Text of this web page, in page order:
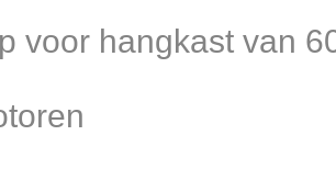
voor hangkast van